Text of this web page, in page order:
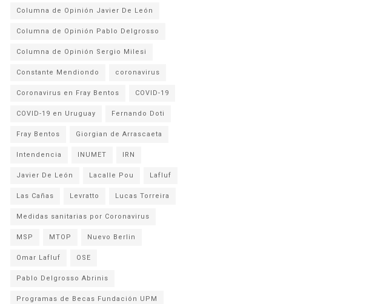
Columna de Opinión Javier De León
Columna de Opinión Pablo Delgrosso
Columna de Opinión Sergio Milesi
Constante Mendiondo coronavirus
Coronavirus en Fray Bentos COVID-19
COVID-19 en Uruguay Fernando Doti
Fray Bentos Giorgian de Arrascaeta
Intendencia INUMET IRN
Javier De León Lacalle Pou Lafluf
Las Cañas Levratto Lucas Torreira
Medidas sanitarias por Coronavirus
MSP MTOP Nuevo Berlin
Omar Lafluf OSE
Pablo Delgrosso Abrinis
Programas de Becas Fundación UPM